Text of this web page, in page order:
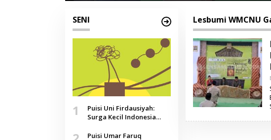
SENI
1
Puisi Uni Firdausiyah:
Surga Kecil Indonesia
Doa yang Jauh, Narasi
Puisi Umar Faruq
Lesbumi WMCNU